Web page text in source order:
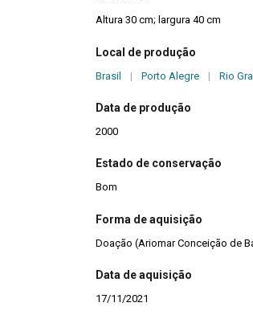
Altura 30 cm; largura 40 cm
Local de produção
Brasil | Porto Alegre | Rio
Data de produção
2000
Estado de conservação
Bom
Forma de aquisição
Doação (Ariomar Conceição de
Data de aquisição
17/11/2021